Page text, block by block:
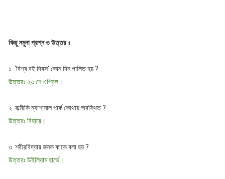
কিছু নমুনা প্রশ্ন ও উত্তর ঃ
১. ‘বিশ্ব বই দিবস’ কোন দিন পালিত হয় ?
উত্তরঃ ২৩ শে এপ্রিল।
২. বাল্মীকি ন্যাশানাল পার্ক কোথায় অবস্থিত ?
উত্তরঃ বিহারে।
৩. শরীরবিদ্যার জনক কাকে বলা হয় ?
উত্তরঃ উইলিয়াম হার্ভে।